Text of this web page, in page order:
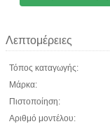
Λεπτομέρειες
Τόπος καταγωγής:
Μάρκα:
Πιστοποίηση:
Αριθμό μοντέλου: